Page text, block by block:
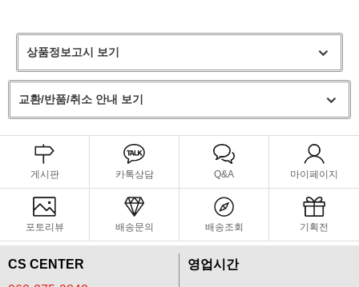
상품정보고시 보기
교환/반품/취소 안내 보기
게시판 카톡상담 Q&A 마이페이지
포토리뷰 배송문의 배송조회 기획전
CS CENTER
영업시간